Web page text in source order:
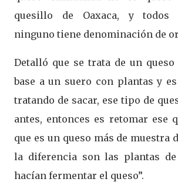
quesillo de Oaxaca, y todos
ninguno tiene denominación de
Detalló que se trata de un queso
base a un suero con plantas y
tratando de sacar, ese tipo de
antes, entonces es retomar ese
que es un queso más de muestra
la diferencia son las plantas
hacían fermentar el queso”.